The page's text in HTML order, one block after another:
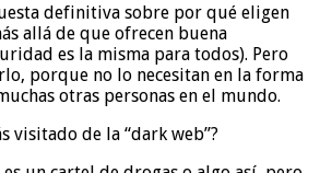
definitiva sobre por qué eligen
allá de que ofrecen buena
es la misma para todos). Pero
porque no lo necesitan en la forma
otras personas en el mundo.
visitado de la “dark web”?